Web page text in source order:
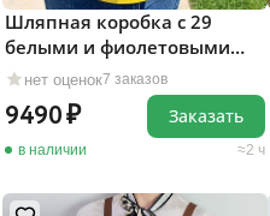
нет оценок7 заказов
Шляпная коробка с 29
белыми и фиолетовыми
эустомами
9490
в наличии 2 ч
Заказать